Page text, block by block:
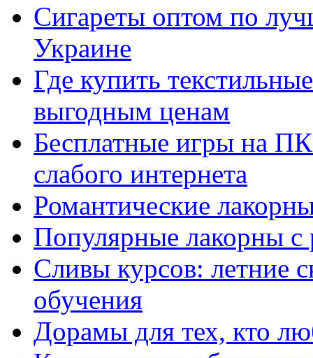
Сигареты оптом по
Украине
Где купить
выгодным ценам
Бесплатные игры на
слабого интернета
Романтические
Популярные лакорны с
Сливы курсов: летние
обучения
Дорамы для тех, кто